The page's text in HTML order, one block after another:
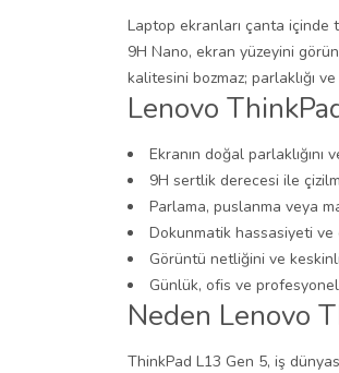
Laptop ekranları çanta içinde
9H Nano, ekran yüzeyini
kalitesini bozmaz; parlaklığı
Lenovo
Ekranın doğal parlaklığını
9H sertlik derecesi ile
Parlama, puslanma veya
Dokunmatik hassasiyeti
Görüntü netliğini ve
Günlük, ofis ve
Neden Lenovo
ThinkPad L13 Gen 5, iş